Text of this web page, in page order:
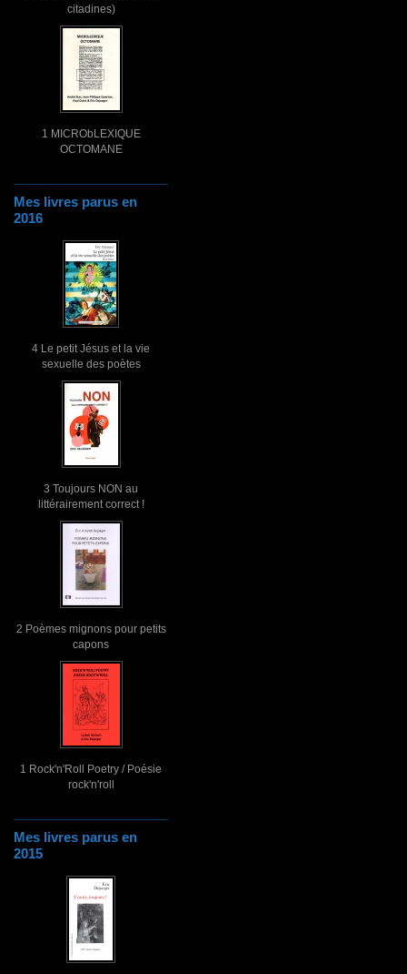
citadines)
1 MICRObLEXIQUE
OCTOMANE
Mes livres parus en
2016
4 Le petit Jésus et la vie
sexuelle des poètes
3 Toujours NON au
littérairement correct !
2 Poèmes mignons pour petits
capons
1 Rock'n'Roll Poetry / Poésie
rock'n'roll
Mes livres parus en
2015